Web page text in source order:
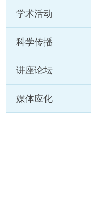
学术活动
科学传播
讲座论坛
媒体应化